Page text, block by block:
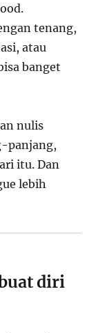
tenang,
atau
banget
nulis
panjang,
itu. Dan
lebih
diri